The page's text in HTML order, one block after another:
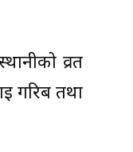
व्रत
गरिब तथा